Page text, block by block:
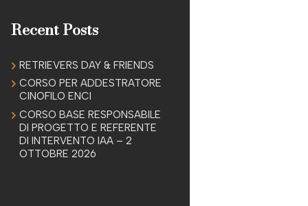
Recent Posts
RETRIEVERS DAY & FRIENDS
CORSO PER ADDESTRATORE
CINOFILO ENCI
CORSO BASE RESPONSABILE
DI PROGETTO E REFERENTE
DI INTERVENTO IAA – 2
OTTOBRE 2026